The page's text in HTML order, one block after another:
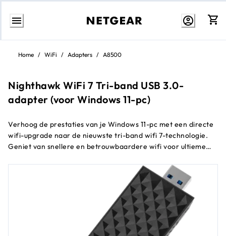
Direct
inhoudHome / WiFi / Adapters / A8500
Nighthawk WiFi 7 Tri-band USB 3.0-
adapter (voor Windows 11-pc)
Verhoog de prestaties van je Windows 11-pc met een directe
wifi-upgrade naar de nieuwste tri-band wifi 7-technologie.
Geniet van snellere en betrouwbaardere wifi voor ultieme
meer. Dankzij gedeelde tri-band detecteert de A8500
automatisch de juiste band voor je apparaat: 2,4 GHz, 5 GHz
of de 6 GHz-snelweg voor wifi 7-apparaten¹. Vind het beste
wifi-signaal en de beste dekking met de uitklapbare antenne.